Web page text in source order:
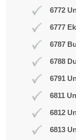
6772
6777
6787
6788
6791
6811
6812
6813